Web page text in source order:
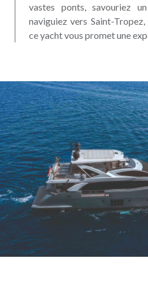
vastes ponts, savouriez
naviguiez vers Saint-
ce yacht vous promet une